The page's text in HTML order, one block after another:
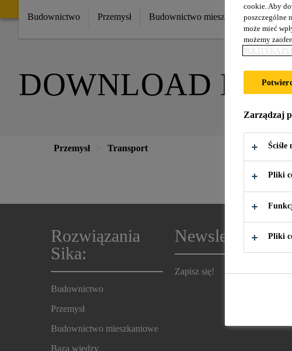
Budownictwo Przemysł Budownictwo mieszkaniowe
DOWNLOAD
Przemysł Transport
Rozwiązania
Sika:
Budownictwo
Przemysł
Budownictwo mieszkaniowe
Baza wiedzy
Newsletter
Zapisz się!
cookie. Aby
poszczególne
może mieć
możemy
POLITYKA
Zarządzaj
Ściśle
Pliki
Pliki